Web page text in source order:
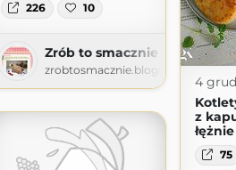
226 10
Zrób to smacznie
zrobtosmacznie.blogspot.com
4
z
łężnie
75